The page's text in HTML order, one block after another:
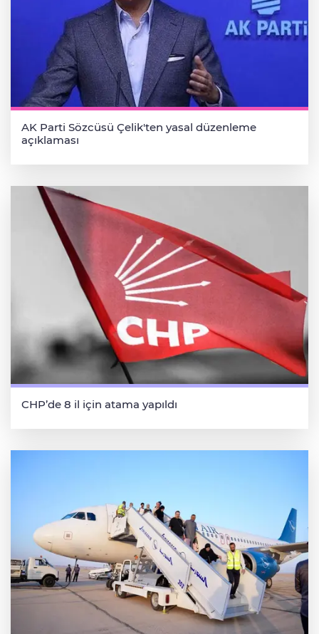
AK Parti Sözcüsü Çelik'ten yasal düzenleme
açıklaması
CHP’de 8 il için atama yapıldı